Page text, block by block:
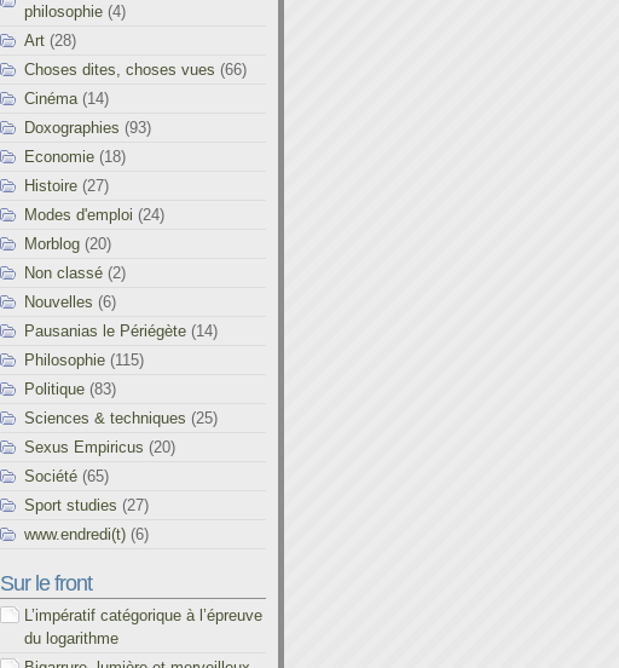
philosophie (4)
Art (28)
Choses dites, choses vues (66)
Cinéma (14)
Doxographies (93)
Economie (18)
Histoire (27)
Modes d'emploi (24)
Morblog (20)
Non classé (2)
Nouvelles (6)
Pausanias le Périégète (14)
Philosophie (115)
Politique (83)
Sciences & techniques (25)
Sexus Empiricus (20)
Société (65)
Sport studies (27)
www.endredi(t) (6)
Sur le front
L’impératif catégorique à l’épreuve
du logarithme